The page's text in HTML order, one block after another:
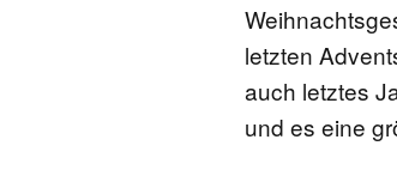
letzten
auch letztes
und es eine